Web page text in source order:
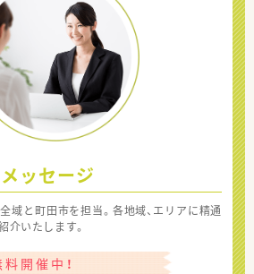
メッセージ
域と町田市を担当。各地域、エリアに精通
介いたします。
開催中！